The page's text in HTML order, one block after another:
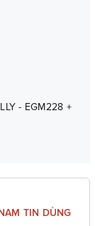
- EGM228 +
TIN DÙNG